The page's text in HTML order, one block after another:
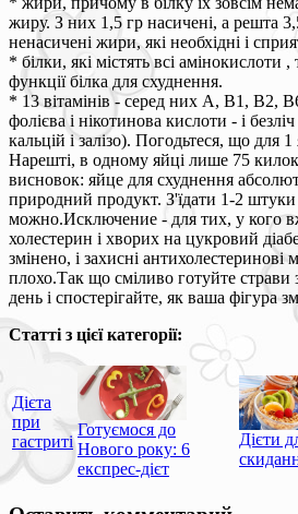
жиру. З них 1,5 гр насичені, а решта
ненасичені жири, які необхідні і
* білки, які містять всі амінокислоти
функції білка для схуднення.
* 13 вітамінів - серед них А, В1, В2,
фолієва і нікотинова кислоти - і
кальцій і залізо). Погодьтеся, що для
Нарешті, в одному яйці лише 75
висновок: яйце для схуднення
природний продукт. З'їдати 1-2 штуки
можно.Исключение - для тих, у кого
холестерин і хворих на цукровий
змінено, і захисні
плохо.Так що сміливо готуйте страви
день і спостерігайте, як ваша фігура
Статті з цієї категорії:
Дієта
при
гастриті
Готуємося до
Нового року: 6
експрес-дієт
Дієти